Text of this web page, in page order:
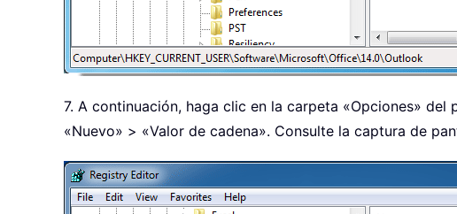
7. A continuación, haga clic en la carpeta «Opciones»
«Nuevo» > «Valor de cadena». Consulte la captura de